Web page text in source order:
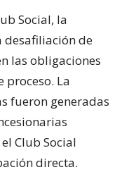
Social, la
desafiliación de
las obligaciones
proceso. La
fueron generadas
Club Social
directa.